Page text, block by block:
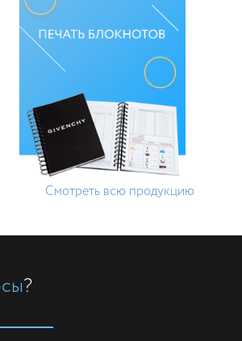
Смотреть всю продукцию
?